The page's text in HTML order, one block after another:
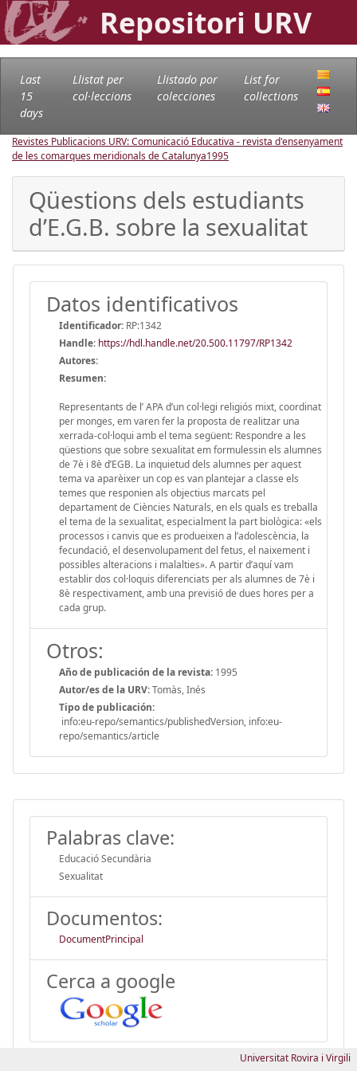
Repositori URV
Last
15
days
Llistat per
col·leccions
Llistado por
colecciones
List for
collections
Revistes Publicacions URV: Comunicació Educativa - revista d'ensenyament
de les comarques meridionals de Catalunya1995
Qüestions dels estudiants
d’E.G.B. sobre la sexualitat
Datos identificativos
Identificador: RP:1342
Handle: https://hdl.handle.net/20.500.11797/RP1342
Autores:
Resumen:
Representants de l’ APA d’un col·legi religiós mixt, coordinat
per monges, em varen fer la proposta de realitzar una
xerrada-col·loqui amb el tema següent: Respondre a les
qüestions que sobre sexualitat em formulessin els alumnes
de 7è i 8è d’EGB. La inquietud dels alumnes per aquest
tema va aparèixer un cop es van plantejar a classe els
temes que responien als objectius marcats pel
departament de Ciències Naturals, en els quals es treballa
el tema de la sexualitat, especialment la part biològica: «els
processos i canvis que es produeixen a l’adolescència, la
fecundació, el desenvolupament del fetus, el naixement i
possibles alteracions i malalties». A partir d’aquí vam
establir dos col·loquis diferenciats per als alumnes de 7è i
8è respectivament, amb una previsió de dues hores per a
cada grup.
Otros:
Año de publicación de la revista: 1995
Autor/es de la URV:Tomàs, Inés
Tipo de publicación:
info:eu-repo/semantics/publishedVersion, info:eu-
repo/semantics/article
Palabras clave:
Educació Secundària
Sexualitat
Documentos:
DocumentPrincipal
Cerca a google
Universitat Rovira i Virgili